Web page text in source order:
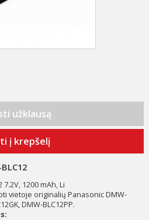
užklausą
į krepšelį
1200 mAh, Li
vietoje originalių Panasonic DMW-
DMW-BLC12PP.